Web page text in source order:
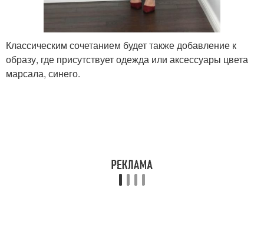
Классическим сочетанием будет также добавление к
образу, где присутствует одежда или аксессуары цвета
марсала, синего.